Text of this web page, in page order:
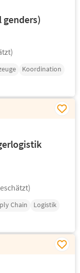
Koordination
Chain
Logistik